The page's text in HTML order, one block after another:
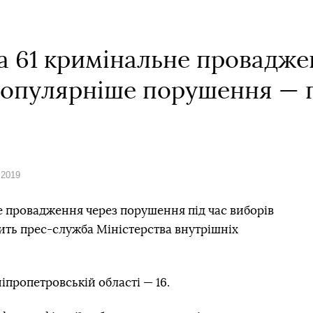
61 кримінальне
порушення —
провадження через порушення під час виборів
прес-служба Міністерства внутрішніх
області — 16.